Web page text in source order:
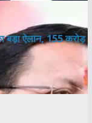
बड़ा ऐलान, 155 करोड़